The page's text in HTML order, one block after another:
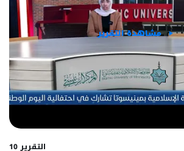
مشاهدة التقرير
التقرير 10